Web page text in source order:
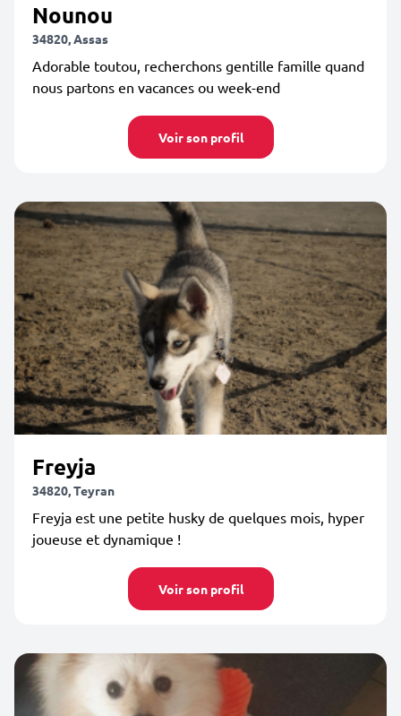
Nounou
34820, Assas
Adorable toutou, recherchons gentille famille quand
nous partons en vacances ou week-end
Voir son profil
Freyja
34820, Teyran
Freyja est une petite husky de quelques mois, hyper
joueuse et dynamique !
Voir son profil